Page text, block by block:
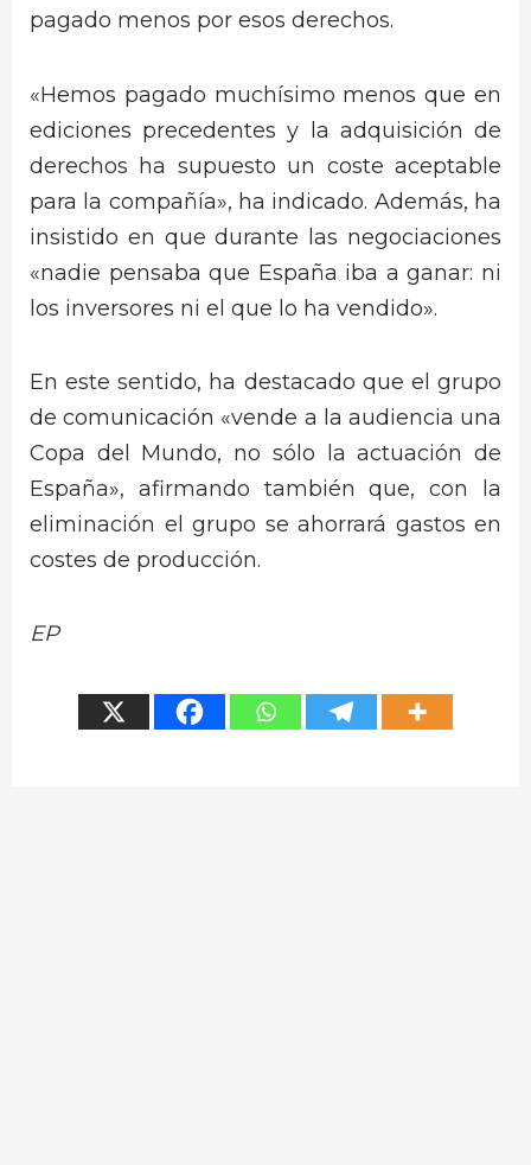
pagado menos por esos derechos.
«Hemos pagado muchísimo menos que en
ediciones precedentes y la adquisición de
derechos ha supuesto un coste aceptable
para la compañía», ha indicado. Además, ha
insistido en que durante las negociaciones
«nadie pensaba que España iba a ganar: ni
los inversores ni el que lo ha vendido».
En este sentido, ha destacado que el grupo
de comunicación «vende a la audiencia una
Copa del Mundo, no sólo la actuación de
España», afirmando también que, con la
eliminación el grupo se ahorrará gastos en
costes de producción.
EP